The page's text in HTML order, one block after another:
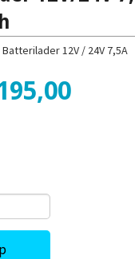
12V / 24V 7,5A